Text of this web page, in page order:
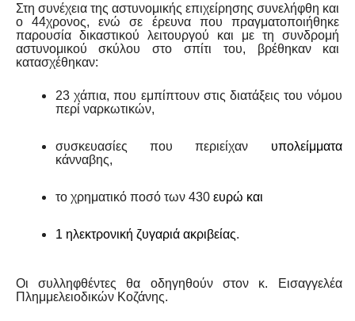
Στη συνέχεια της αστυνομικής επιχείρησης συνελήφθη και
ο 44χρονος, ενώ σε έρευνα που πραγματοποιήθηκε
παρουσία δικαστικού λειτουργού και με τη συνδρομή
αστυνομικού σκύλου στο σπίτι του, βρέθηκαν και
κατασχέθηκαν:
23 χάπια, που εμπίπτουν στις διατάξεις του νόμου
περί ναρκωτικών,
συσκευασίες που περιείχαν υπολείμματα
κάνναβης,
το χρηματικό ποσό των 430 ευρώ και
1 ηλεκτρονική ζυγαριά ακριβείας.
Οι συλληφθέντες θα οδηγηθούν στον κ. Εισαγγελέα
Πλημμελειοδικών Κοζάνης.